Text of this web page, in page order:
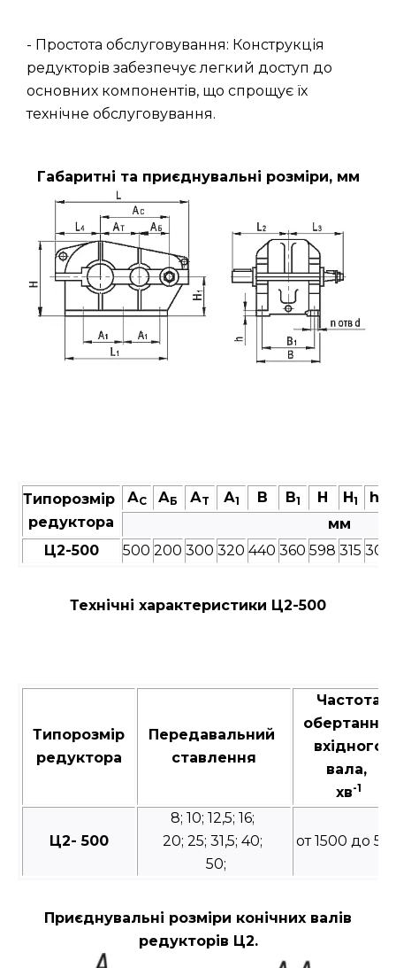
- Простота обслуговування: Конструкція
редукторів забезпечує легкий доступ до
основних компонентів, що спрощує їх
технічне обслуговування.
Габаритні та приєднувальні розміри, мм
Типорозмір
редуктора
АC АБ АT А1 В В1 Н Н 1
h
мм
Ц2-500
500 200 300 320 440 360 598 315 30
Технічні характеристики Ц2-500
Типорозмір
редуктора
Передавальний
ставлення
Частота
обертання
вхідного
вала,
хв-1
Ц2- 500
8; 10; 12,5; 16;
20; 25; 31,5; 40;
50;
от 1500 до
Приєднувальні розміри конічних валів
редукторів Ц2.